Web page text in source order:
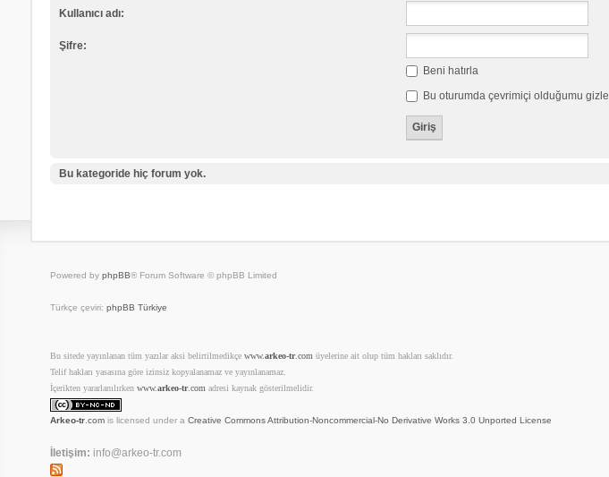
Kullanıcı adı:
Şifre:
Beni hatırla
Bu oturumda çevrimiçi olduğumu gizle
Bu kategoride hiç forum yok.
Powered by phpBB® Forum Software © phpBB Limited
Türkçe çeviri: phpBB Türkiye
Bu sitede yayınlanan tüm yazılar aksi belirtilmedikçe www.arkeo-tr.com üyelerine ait olup tüm hakları saklıdır.
Telif hakları yasasına göre izinsiz kopyalanamaz ve yayınlanamaz.
İçerikten yararlanılırken www.arkeo-tr.com adresi kaynak gösterilmelidir.
Arkeo-tr.comis licensed under a Creative Commons Attribution-Noncommercial-No Derivative Works 3.0 Unported License
İletişim: info@arkeo-tr.com